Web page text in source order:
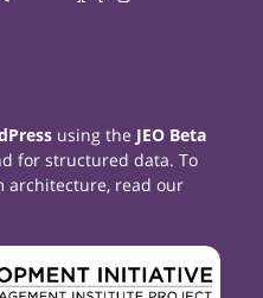
using the JEO Beta
for structured data. To
architecture, read our